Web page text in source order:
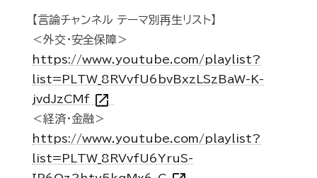
【言論チャンネル テーマ別再生リスト】
＜外交・安全保障＞
https://www.youtube.com/playlist?
list=PLTW_8RVvfU6bvBxzLSzBaW-K-
jvdJzCMf open_in_new
＜経済・金融＞
https://www.youtube.com/playlist?
list=PLTW_8RVvfU6YruS-